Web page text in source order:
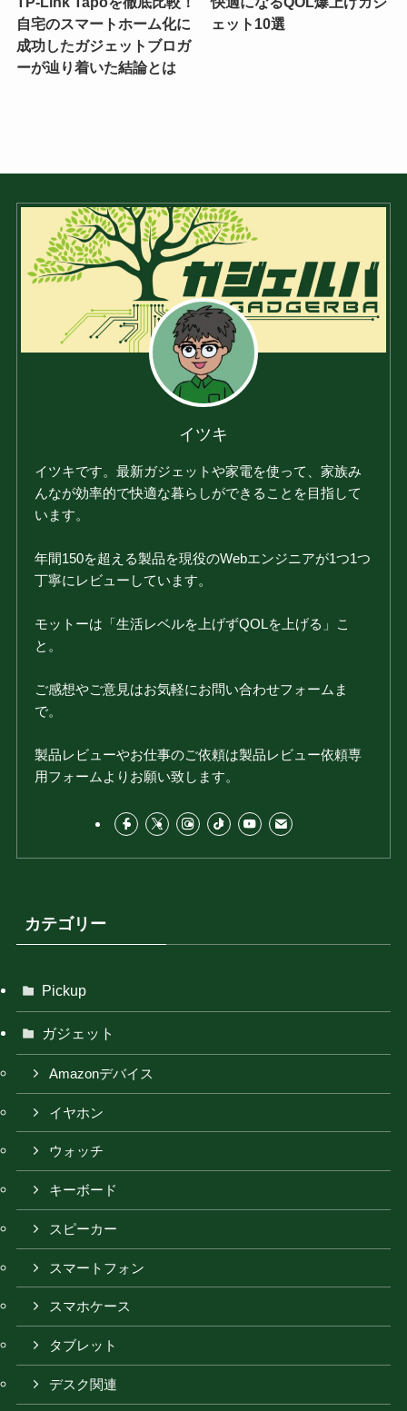
自宅のスマートホーム化に
成功したガジェットブロガ
ーが辿り着いた結論とは
ェット10選
イツキ
イツキです。最新ガジェットや家電を使って、家族み
んなが効率的で快適な暮らしができることを目指して
います。
年間150を超える製品を現役のWebエンジニアが1つ1つ
丁寧にレビューしています。
モットーは「生活レベルを上げずQOLを上げる」こ
と。
ご感想やご意見はお気軽にお問い合わせフォームま
で。
製品レビューやお仕事のご依頼は製品レビュー依頼専
用フォームよりお願い致します。
カテゴリー
Pickup
ガジェット
Amazonデバイス
イヤホン
ウォッチ
キーボード
スピーカー
スマートフォン
スマホケース
タブレット
デスク関連